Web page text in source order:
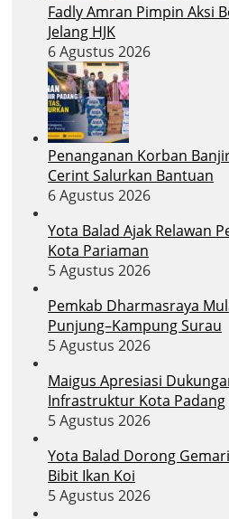
Fadly Amran Pimpin Aksi
Jelang HJK
6 Agustus 2026
Penanganan Korban
Cerint Salurkan Bantuan
6 Agustus 2026
Yota Balad Ajak Relawan
Kota Pariaman
5 Agustus 2026
Pemkab Dharmasraya
Punjung–Kampung Surau
5 Agustus 2026
Maigus Apresiasi
Infrastruktur Kota Padang
5 Agustus 2026
Yota Balad Dorong
Bibit Ikan Koi
5 Agustus 2026